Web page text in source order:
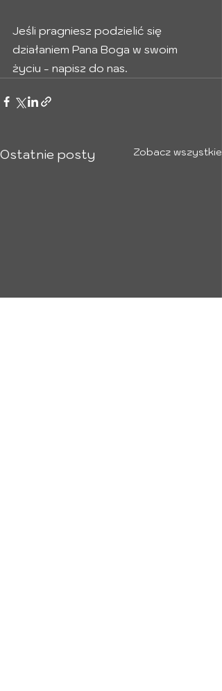
Jeśli pragniesz podzielić się
działaniem Pana Boga w swoim
życiu - napisz do nas.
Ostatnie posty Zobacz wszystkie